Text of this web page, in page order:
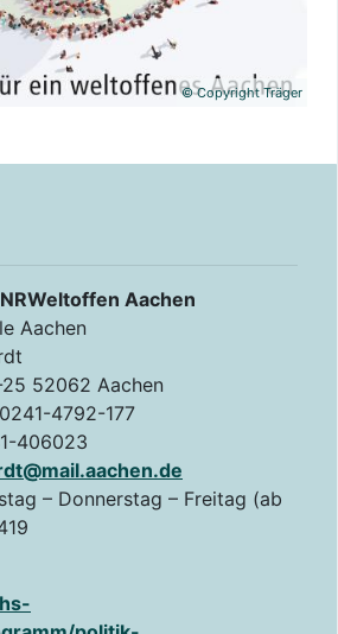
©Copyright Träger
Aachen
Aachen
52062 Aachen
4792-177
406023
– Donnerstag – Freitag (ab